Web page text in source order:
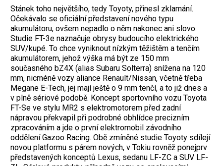
Stánek toho největšího, tedy Toyoty, přinesl zklamání.
Očekávalo se oficiální představení nového typu
akumulátoru, ovšem nepadlo o něm nakonec ani slovo.
Studie FT-3e naznačuje obrysy budoucího elektrického
SUV/kupé. To chce vyniknout nízkým těžištěm a tenčím
akumulátorem, jehož výška má být ze 150 mm
současného bZ4X (alias Subaru Solterra) snížena na 120
mm, nicméně vozy aliance Renault/Nissan, včetně třeba
Megane E-Tech, jej mají ještě o 9 mm tenčí, a to již dnes a
v plně sériové podobě. Koncept sportovního vozu Toyota
FT-Se ve stylu MR2 s elektromotorem před zadní
nápravou překvapil při podrobné obhlídce precizním
zpracováním a jde o první elektromobil závodního
oddělení Gazoo Racing. Obě zmíněné studie Toyoty sdílejí
novou platformu s párem nových, v Tokiu rovněž ponejprv
představených konceptů Lexus, sedanu LF-ZC a SUV LF-